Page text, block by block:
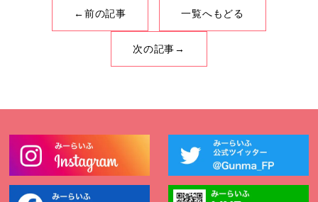
←前の記事 一覧へもどる
次の記事→